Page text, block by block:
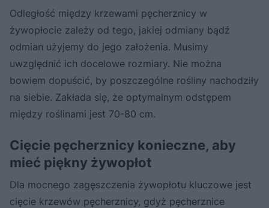
Odległość między krzewami pęcherznicy w
żywopłocie zależy od tego, jakiej odmiany bądź
odmian użyjemy do jego założenia. Musimy
uwzględnić ich docelowe rozmiary. Nie można
bowiem dopuścić, by poszczególne rośliny nachodziły
na siebie. Zakłada się, że optymalnym odstępem
między roślinami jest 70-80 cm.
Cięcie pęcherznicy konieczne, aby
mieć piękny żywopłot
Dla mocnego zagęszczenia żywopłotu kluczowe jest
cięcie krzewów pęcherznicy, gdyż pęcherznice